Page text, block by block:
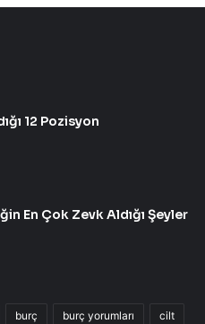
12 Pozisyon
En Çok Zevk Aldığı Şeyler
burç burç yorumları cilt